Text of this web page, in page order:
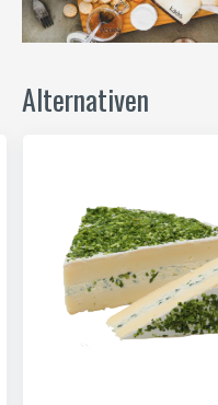
Alternativen